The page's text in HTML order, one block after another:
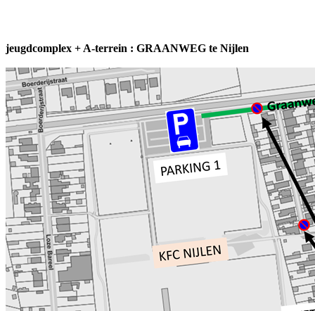
jeugdcomplex + A-terrein : GRAANWEG te Nijlen